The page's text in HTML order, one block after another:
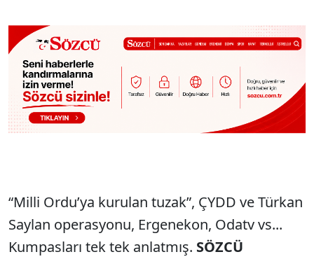
“Milli Ordu’ya kurulan tuzak”, ÇYDD ve Türkan
Saylan operasyonu, Ergenekon, Odatv vs...
Kumpasları tek tek anlatmış. SÖZCÜ